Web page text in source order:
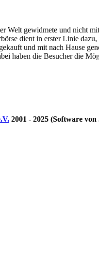
Welt gewidmete und nicht
dient in erster Linie
und mit nach Hause
haben die Besucher die
2001 - 2025 (Software von